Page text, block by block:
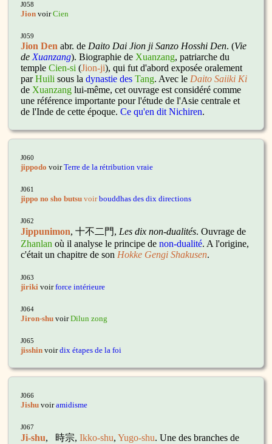
J058
JionvoirCien
J059
Jion Den abr. de Daito Dai Jion ji Sanzo Hosshi Den. (Vie
de Xuanzang). Biographie de Xuanzang, patriarche du
templeCien-si (Jion-ji), qui fut d'abord exposée oralement
parHuili sous ladynastie des Tang. Avec le Daito Saiiki Ki
de Xuanzanglui-même, cet ouvrage est considéré comme
une référence importante pour l'étude de l'Asie centrale et
de l'Inde de cette époque.Ce qu'en dit Nichiren.
J060
jippodo voirTerre de la rétribution vraie
J061
jippo no sho butsu voirbouddhas des dix directions
J062
Jippunimon, 十不二門, Les dix non-dualités. Ouvrage de
Zhanlan où il analyse le principe denon-dualité. A l'origine,
c'était un chapitre de son Hokke Gengi Shakusen.
J063
jiriki voirforce intérieure
J064
Jiron-shu voirDilun zong
J065
jisshin voirdix étapes de la foi
J066
Jishu voiramidisme
J067
Ji-shu, 時宗,Ikko-shu,Yugo-shu. Une des branches de